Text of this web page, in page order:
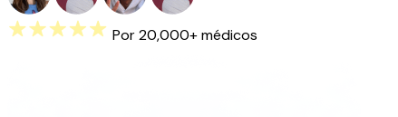
Por 20,000+ médicos